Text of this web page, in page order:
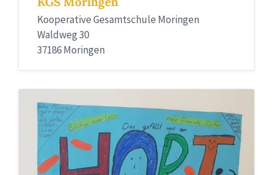
Kooperative Gesamtschule Moringen
Waldweg 30
37186 Moringen